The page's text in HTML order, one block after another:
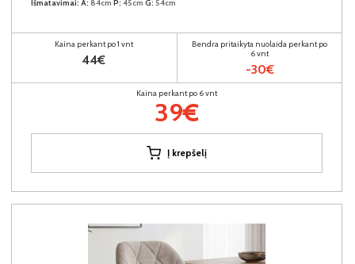
Išmatavimai: A: 84cm P: 45cm G: 54cm
Kaina perkant po 1 vnt
44€
Bendra pritaikyta nuolaida perkant po
6 vnt
-30€
Kaina perkant po 6 vnt
39€
Į krepšelį